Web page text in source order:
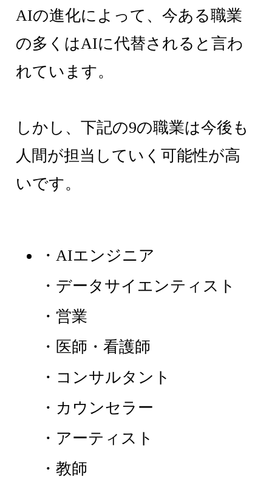
AIの進化によって、今ある職業
の多くはAIに代替されると言わ
れています。
しかし、下記の9の職業は今後も
人間が担当していく可能性が高
いです。
・AIエンジニア
・データサイエンティスト
・営業
・医師・看護師
・コンサルタント
・カウンセラー
・アーティスト
・教師